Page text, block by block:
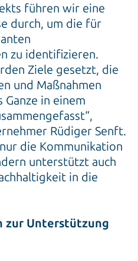
führen wir eine
durch, um die für
zu identifizieren.
Ziele gesetzt, die
und Maßnahmen
in einem
Rüdiger Senft.
die Kommunikation
unterstützt auch
in die
zur Unterstützung